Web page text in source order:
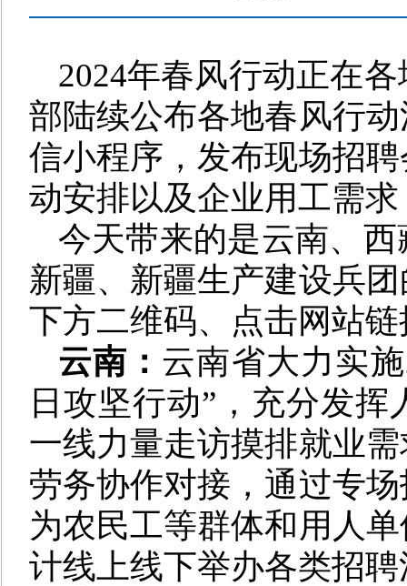
2024年春风行动正在
部陆续公布各地春风行
信小程序，发布现场招
动安排以及企业用工需
今天带来的是云南、
新疆、新疆生产建设兵
下方二维码、点击网站
云南： 云南省大力实
日攻坚行动”，充分发
一线力量走访摸排就业
劳务协作对接，通过专
为农民工等群体和用人
计线上线下举办各类招